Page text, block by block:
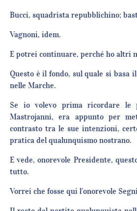
Bucci, squadrista repubblichino;
Vagnoni, idem.
E potrei continuare, perché ho altri
Questo è il fondo, sul quale si basa
nelle Marche.
Se io volevo prima ricordare le
Mastrojanni, era appunto per
contrasto tra le sue intenzioni,
pratica del qualunquismo nostrano.
E vede, onorevole Presidente,
tutto.
Vorrei che fosse qui l’onorevole